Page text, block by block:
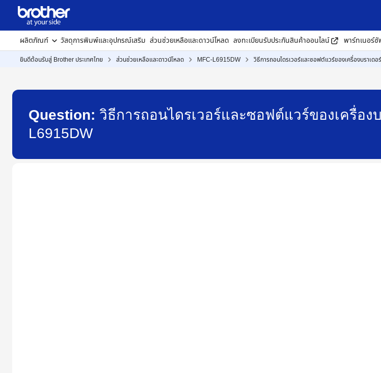
ผลิตภัณฑ์ วัสดุการพิมพ์และอุปกรณ์เสริม ส่วนช่วยเหลือและดาวน์โหลด ลงทะเบียนรับประกันสินค้าออนไลน์ พาร์ทเนอร์
ยินดีต้อนรับสู่ Brother ประเทศไทย ส่วนช่วยเหลือและดาวน์โหลด MFC-L6915DW วิธีการถอนไดรเวอร์และซอฟต์แวร์ของเครื่องบราเด
Question: วิธีการถอนไดรเวอร์และซอฟต์แวร์ของเครื่อง
L6915DW